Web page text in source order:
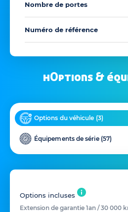
Nombre de portes
Numéro de référence
hOptions &
Options du véhicule (3)
Équipements de série (57)
Options incluses
Extension de garantie 1an / 30 000